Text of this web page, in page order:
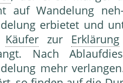
auf Wandelung
erbietet und
Käuferzur Erklärung
Nach
mehr